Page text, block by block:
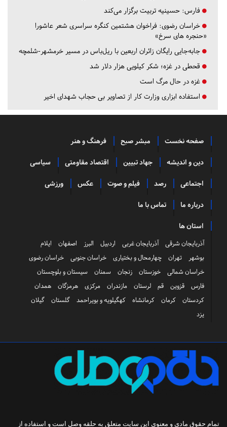
فارس: حسینیه تربیت برگزار می‌کند
خراسان رضوی: فراخوان هشتمین کنگره سراسری شعر عاشورا
«حنجره های سرخ»
جابه‌جایی رایگان زائران اربعین با ریل‌باس در مسیر خرمشهر-شلمچه
قحطی در غزه؛ شکر کیلویی هزار دلار شد
غزه در حال مرگ است
استفاده ابزاری وزارت کار از تصاویر بی حجاب شهدای اخیر
صفحه نخست مبشر صبح فرهنگ و هنر
دین و اندیشه جهاد تبیین اقتصاد مقاومتی سیاسی
اجتماعی رصد فیلم و صوت عکس ورزشی
درباره ما تماس با ما
استان ها
آذربایجان شرقی آذربایجان غربی اردبیل البرز اصفهان
ایلام
بوشهر
تهران چهارمحال و بختیاری خراسان جنوبی
خراسان رضوی
خراسان شمالی
خوزستان زنجان سمنان
سیستان و بلوچستان
فارس
قزوین قم لرستان مازندران مرکزی هرمزگان
همدان
کردستان
کرمان کرمانشاه کهگیلویه و بویراحمد گلستان
گیلان
یزد
تمام حقوق مادی و معنوی این سایت متعلق به حلقه وصل است و استفاده از